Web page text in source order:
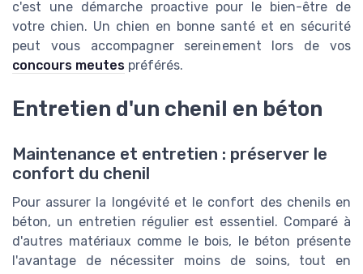
c'est une démarche proactive pour le bien-être de
votre chien. Un chien en bonne santé et en sécurité
peut vous accompagner sereinement lors de vos
concours meutes préférés.
Entretien d'un chenil en béton
Maintenance et entretien : préserver le
confort du chenil
Pour assurer la longévité et le confort des chenils en
béton, un entretien régulier est essentiel. Comparé à
d'autres matériaux comme le bois, le béton présente
l'avantage de nécessiter moins de soins, tout en